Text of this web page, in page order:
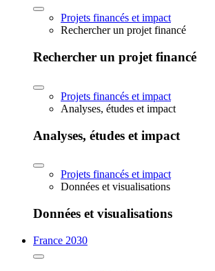
Projets financés et impact
Rechercher un projet financé
Rechercher un projet financé
Projets financés et impact
Analyses, études et impact
Analyses, études et impact
Projets financés et impact
Données et visualisations
Données et visualisations
France 2030